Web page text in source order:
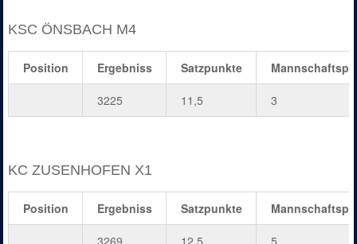
KSC ÖNSBACH M4
Position Ergebniss Satzpunkte
3225 11,5 3
KC ZUSENHOFEN X1
Position Ergebniss Satzpunkte